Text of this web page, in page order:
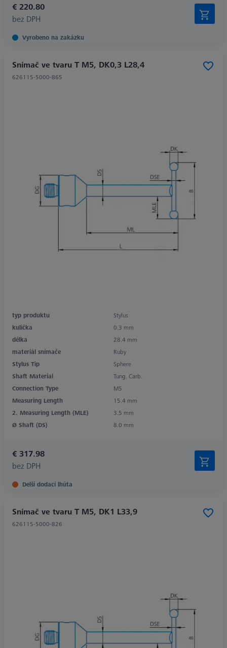
€ 220.80
bez DPH
Vyrobeno na zakázku
Snímač ve tvaru T M5, DK0,3 L28,4
626115-5000-865
typ produktu
Stylus
kulička
0.3 mm
délka
28.4 mm
materiál snímače
Ruby
Stylus Tip
Sphere
Shaft Material
Tung. Carb.
Connection Type
M5
Measuring Length
15.4 mm
2. Measuring Length (MLE)
3.5 mm
Ø Shaft (DS)
8.0 mm
€ 317.98
bez DPH
Delší dodací lhůta
Snímač ve tvaru T M5, DK1 L33,9
626115-5000-826